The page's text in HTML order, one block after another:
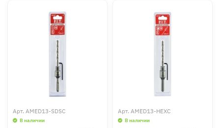
Арт. AMED13-SDSC
В наличии
Арт. AMED13-HEXC
В наличии